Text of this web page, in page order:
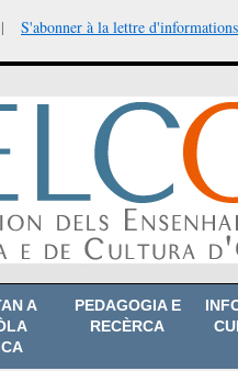
S'abonner à la lettre d'informations
A
PEDAGOGIA E
RECÈRCA